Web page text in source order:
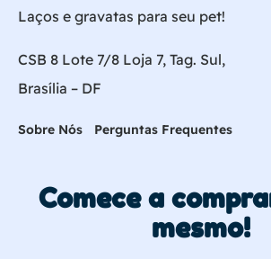
Laços e gravatas para seu pet!
CSB 8 Lote 7/8 Loja 7, Tag. Sul,
Brasília – DF
Sobre Nós Perguntas Frequentes
Comece a
mesmo!